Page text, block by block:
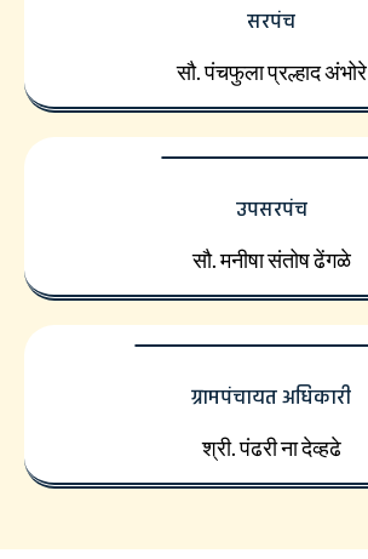
सरपंच
सौ. पंचफुला प्रल्हाद अंभोरे
उपसरपंच
सौ. मनीषा संतोष ढेंगळे
ग्रामपंचायत अधिकारी
श्री. पंढरी ना देव्हढे